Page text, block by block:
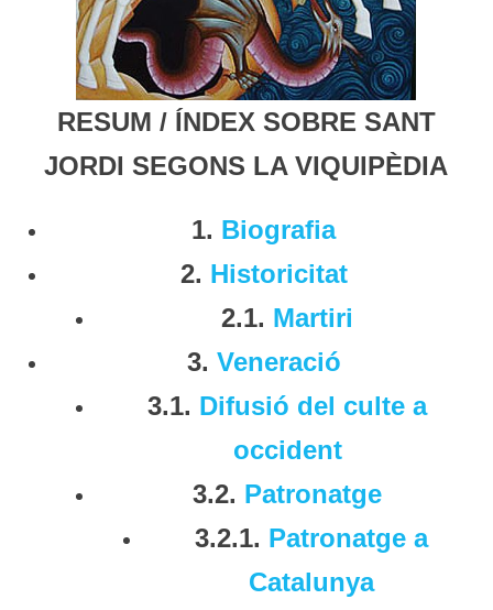
RESUM / ÍNDEX SOBRE SANT
JORDI SEGONS LA VIQUIPÈDIA
1. Biografia
2. Historicitat
2.1. Martiri
3. Veneració
3.1. Difusió del culte a
occident
3.2. Patronatge
3.2.1. Patronatge a
Catalunya